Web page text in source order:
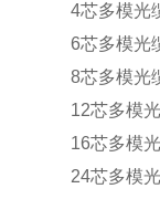
4芯多模光
6芯多模光
8芯多模光
12芯多模
16芯多模
24芯多模